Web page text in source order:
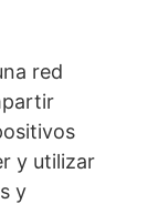
red
y utilizar
y